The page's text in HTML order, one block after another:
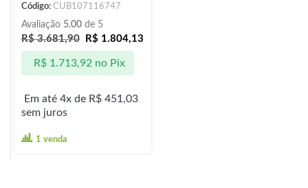
Código: CUB107116747
Avaliação 5.00 de 5
R$3.681,90 R$ 1.804,13
Em até 4x de R$ 451,03
sem juros
R$1.713,92 no Pix
1 venda